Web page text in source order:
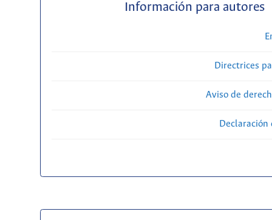
Información para autores
Directrices
Aviso de